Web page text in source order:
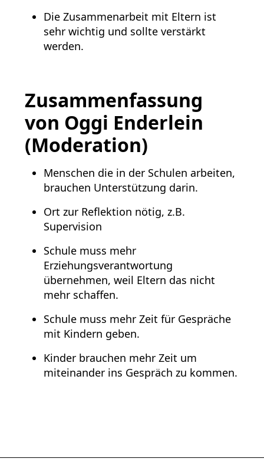
Die Zusammenarbeit mit Eltern ist
sehr wichtig und sollte verstärkt
werden.
Zusammenfassung
von Oggi Enderlein
(Moderation)
Menschen die in der Schulen arbeiten,
brauchen Unterstützung darin.
Ort zur Reflektion nötig, z.B.
Supervision
Schule muss mehr
Erziehungsverantwortung
übernehmen, weil Eltern das nicht
mehr schaffen.
Schule muss mehr Zeit für Gespräche
mit Kindern geben.
Kinder brauchen mehr Zeit um
miteinander ins Gespräch zu kommen.